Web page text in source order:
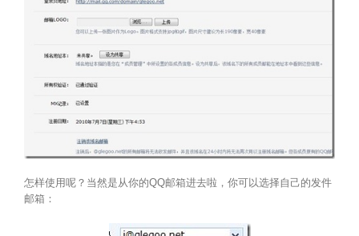
怎样使用呢？当然是从你的QQ邮箱进去啦，你可以选择自己的发件
邮箱：